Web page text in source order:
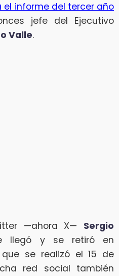
el informe del tercer año
jefe del Ejecutivo
Valle.
—ahora X— Sergio
llegó y se retiró en
se realizó el 15 de
red social también